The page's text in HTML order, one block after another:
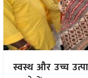
स्वस्थ और उच्च